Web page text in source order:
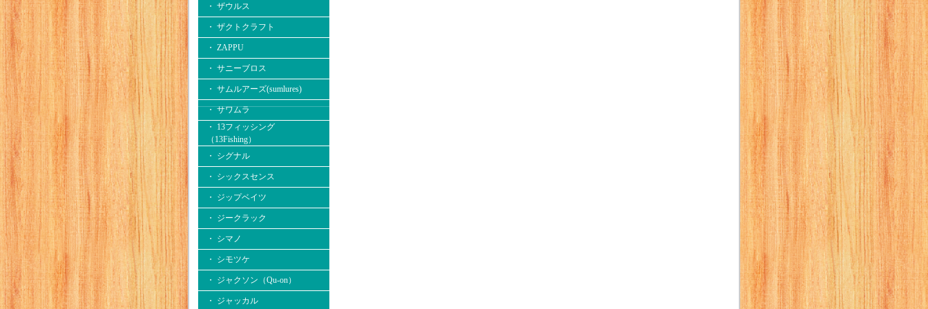
・ ザウルス
・ ザクトクラフト
・ ZAPPU
・ サニーブロス
・ サムルアーズ(sumlures)
・ サワムラ
・ 13フィッシング
（13Fishing）
・ シグナル
・ シックスセンス
・ ジップベイツ
・ ジークラック
・ シマノ
・ シモツケ
・ ジャクソン（Qu-on）
・ ジャッカル